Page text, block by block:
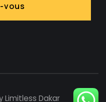
Limitless Dakar